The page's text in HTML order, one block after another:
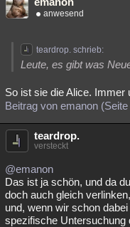
anwesend
teardrop. schrieb:
Leute, es gibt was
So ist sie die Alice. Immer
Beitrag von emanon (Seite
teardrop.
versteckt
@emanon
Das ist ja schön, und da
doch auch gleich
und, wenn wir schon
spezifische Untersuchung